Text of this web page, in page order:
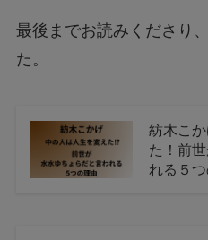
最後までお読みくださり
た。
紡木こ
た！前
れる５